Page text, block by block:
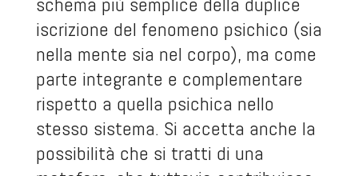
iscrizione del fenomeno psichico (sia
nella mente sia nel corpo), ma come
parte integrante e complementare
rispetto a quella psichica nello
stesso sistema. Si accetta anche la
possibilità che si tratti di una